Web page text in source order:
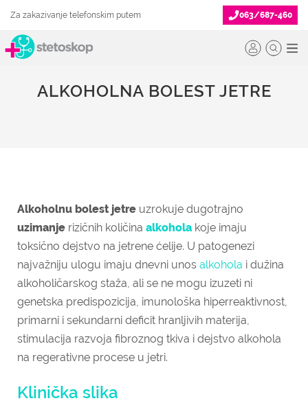
Za zakazivanje telefonskim putem 063/687-460
ALKOHOLNA BOLEST JETRE
Alkoholnu bolest jetre uzrokuje dugotrajno
uzimanje rizičnih količina alkohola koje imaju
toksično dejstvo na jetrene ćelije. U patogenezi
najvažniju ulogu imaju dnevni unos alkohola i dužina
alkoholičarskog staža, ali se ne mogu izuzeti ni
genetska predispozicija, imunološka hiperreaktivnost,
primarni i sekundarni deficit hranljivih materija,
stimulacija razvoja fibroznog tkiva i dejstvo alkohola
na regerativne procese u jetri.
Klinička slika